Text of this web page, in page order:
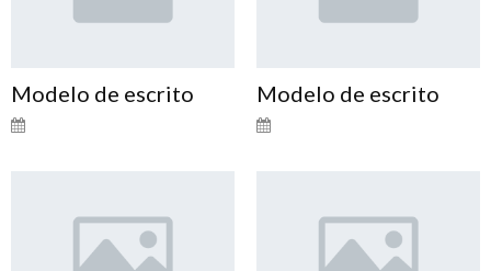
Modelo de escrito Modelo de escrito